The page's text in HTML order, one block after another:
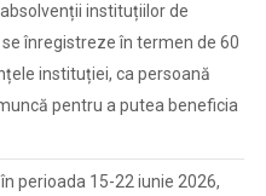
instituțiilor de
înregistreze în termen de 60
instituției, ca persoană
pentru a putea beneficia
perioada 15-22 iunie 2026,